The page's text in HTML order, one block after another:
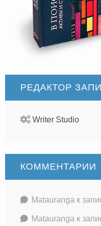
РЕДАКТОР
Writer Studio
КОММЕНТАРИИ
Matauranga к
Matauranga к